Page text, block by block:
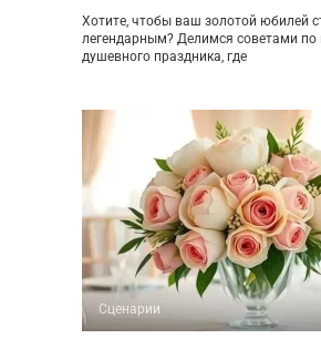
Хотите, чтобы ваш золотой юбилей
легендарным? Делимся советами по
душевного праздника, где
Сценарии